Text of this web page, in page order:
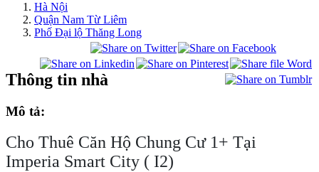
Hà Nội
Quận Nam Từ Liêm
Phố Đại lộ Thăng Long
Thông tin nhà
Mô tả:
Cho Thuê Căn Hộ Chung Cư 1+ Tại
Imperia Smart City ( I2)